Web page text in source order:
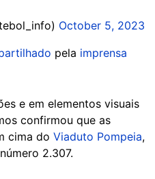
October 5, 2023
pela imprensa
e em elementos visuais
confirmou que as
cima do Viaduto Pompeia,
2.307.